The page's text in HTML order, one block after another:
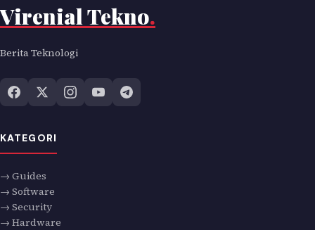
Virenial Tekno.
Berita Teknologi
KATEGORI
→ Guides
→ Software
→ Security
→ Hardware